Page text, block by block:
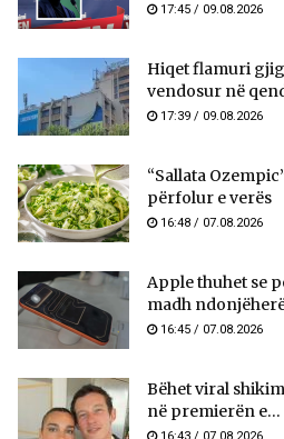
17:45 / 09.08.2026
Hiqet flamuri
vendosur në
17:39 / 09.08.2026
“Sallata
përfolur e verës
16:48 / 07.08.2026
Apple thuhet se
madh
16:45 / 07.08.2026
Bëhet viral
në premierën e...
16:43 / 07.08.2026